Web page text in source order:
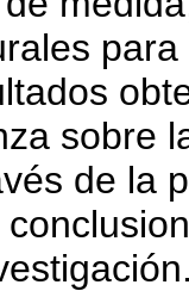
sobre
de la